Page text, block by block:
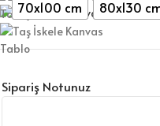
70x100 cm 80x130
Sipariş Notunuz